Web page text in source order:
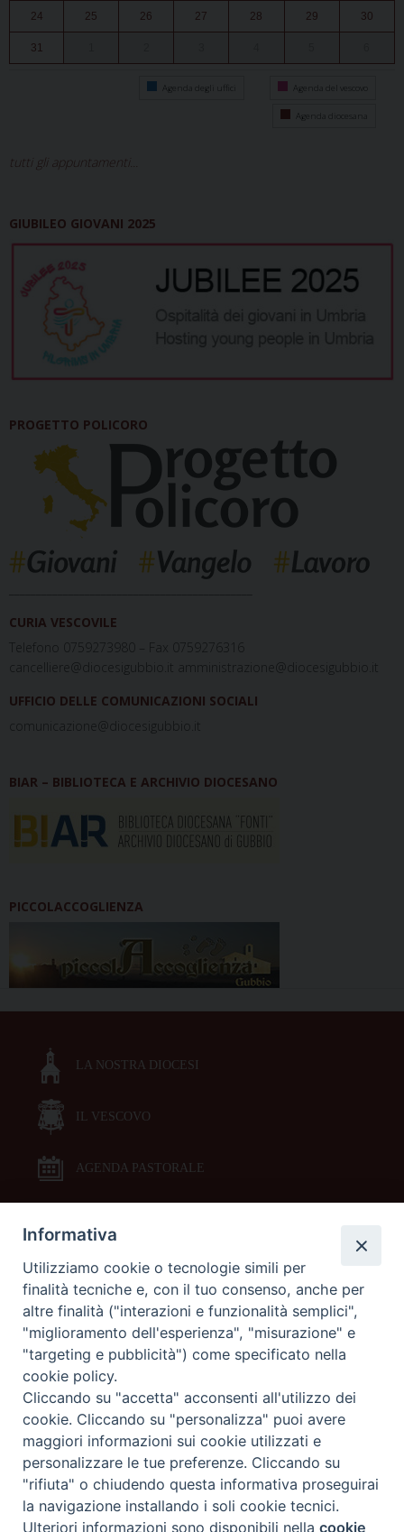
24 25 26 27 28 29 30
31
Agenda degli uffici Agenda del vescovo
Agenda diocesana
tutti gli appuntamenti...
GIUBILEO GIOVANI 2025
PROGETTO POLICORO
CURIA VESCOVILE
Telefono 0759273980 – Fax 0759276316
cancelliere@diocesigubbio.it amministrazione@diocesigubbio.it
UFFICIO DELLE COMUNICAZIONI SOCIALI
comunicazione@diocesigubbio.it
BIAR – BIBLIOTECA E ARCHIVIO DIOCESANO
PICCOLACCOGLIENZA
LA NOSTRA DIOCESI
IL VESCOVO
AGENDA PASTORALE
DOCUMENTI PASTORALI
ORARI MESSE
LITURGIA DELLE ORE
GALLERIE FOTOGRAFICHE
GALLERIE VIDEO
Preferenze Cookie
Informativa
Utilizziamo cookie o tecnologie simili per
finalità tecniche e, con il tuo consenso, anche per
altre finalità ("interazioni e funzionalità semplici",
"miglioramento dell'esperienza", "misurazione" e
"targeting e pubblicità") come specificato nella
cookie policy.
Cliccando su "accetta" acconsenti all'utilizzo dei
cookie. Cliccando su "personalizza" puoi avere
maggiori informazioni sui cookie utilizzati e
personalizzare le tue preferenze. Cliccando su
"rifiuta" o chiudendo questa informativa proseguirai
la navigazione installando i soli cookie tecnici.
Ulteriori informazioni sono disponibili nellacookie